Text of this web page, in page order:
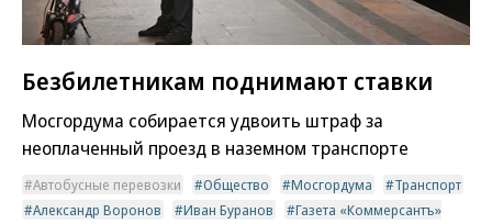
Безбилетникам поднимают ставки
Мосгордума собирается удвоить штраф за
неоплаченный проезд в наземном транспорте
Автобусные перевозки Общество Мосгордума
Транспорт
Александр Воронов
Иван Буранов
Газета «Коммерсантъ»